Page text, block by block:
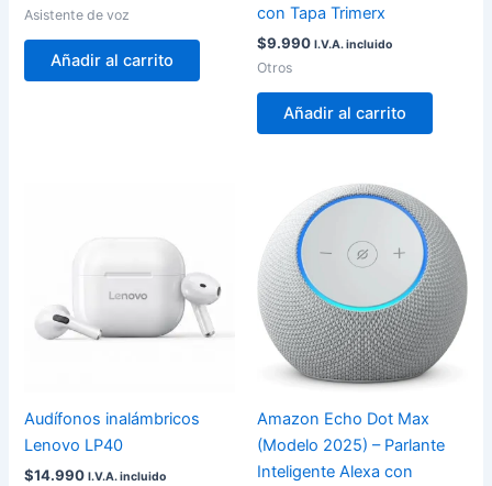
Asistente de voz
Añadir al carrito
con Tapa Trimerx
$9.990 I.V.A. incluido
Otros
Añadir al carrito
Audífonos inalámbricos
Lenovo LP40
$14.990 I.V.A. incluido
producto
tiene
múltiples
variantes.
opciones
Amazon Echo Dot Max
(Modelo 2025) – Parlante
Inteligente Alexa con